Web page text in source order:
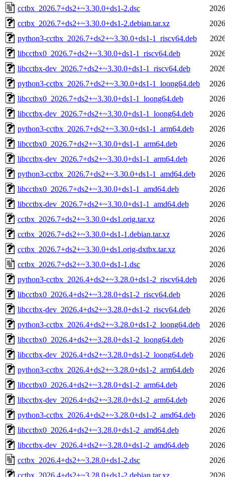
cctbx_2026.7+ds2+~3.30.0+ds1-2.dsc
cctbx_2026.7+ds2+~3.30.0+ds1-2.debian.tar.xz
python3-cctbx_2026.7+ds2+~3.30.0+ds1-1_riscv64.deb
libcctbx0_2026.7+ds2+~3.30.0+ds1-1_riscv64.deb
libcctbx-dev_2026.7+ds2+~3.30.0+ds1-1_riscv64.deb
python3-cctbx_2026.7+ds2+~3.30.0+ds1-1_loong64.deb
libcctbx0_2026.7+ds2+~3.30.0+ds1-1_loong64.deb
libcctbx-dev_2026.7+ds2+~3.30.0+ds1-1_loong64.deb
python3-cctbx_2026.7+ds2+~3.30.0+ds1-1_arm64.deb
libcctbx0_2026.7+ds2+~3.30.0+ds1-1_arm64.deb
libcctbx-dev_2026.7+ds2+~3.30.0+ds1-1_arm64.deb
python3-cctbx_2026.7+ds2+~3.30.0+ds1-1_amd64.deb
libcctbx0_2026.7+ds2+~3.30.0+ds1-1_amd64.deb
libcctbx-dev_2026.7+ds2+~3.30.0+ds1-1_amd64.deb
cctbx_2026.7+ds2+~3.30.0+ds1.orig.tar.xz
cctbx_2026.7+ds2+~3.30.0+ds1-1.debian.tar.xz
cctbx_2026.7+ds2+~3.30.0+ds1.orig-dxtbx.tar.xz
cctbx_2026.7+ds2+~3.30.0+ds1-1.dsc
python3-cctbx_2026.4+ds2+~3.28.0+ds1-2_riscv64.deb
libcctbx0_2026.4+ds2+~3.28.0+ds1-2_riscv64.deb
libcctbx-dev_2026.4+ds2+~3.28.0+ds1-2_riscv64.deb
python3-cctbx_2026.4+ds2+~3.28.0+ds1-2_loong64.deb
libcctbx0_2026.4+ds2+~3.28.0+ds1-2_loong64.deb
libcctbx-dev_2026.4+ds2+~3.28.0+ds1-2_loong64.deb
python3-cctbx_2026.4+ds2+~3.28.0+ds1-2_arm64.deb
libcctbx0_2026.4+ds2+~3.28.0+ds1-2_arm64.deb
libcctbx-dev_2026.4+ds2+~3.28.0+ds1-2_arm64.deb
python3-cctbx_2026.4+ds2+~3.28.0+ds1-2_amd64.deb
libcctbx0_2026.4+ds2+~3.28.0+ds1-2_amd64.deb
libcctbx-dev_2026.4+ds2+~3.28.0+ds1-2_amd64.deb
cctbx_2026.4+ds2+~3.28.0+ds1-2.dsc
cctbx_2026.4+ds2+~3.28.0+ds1-2.debian.tar.xz